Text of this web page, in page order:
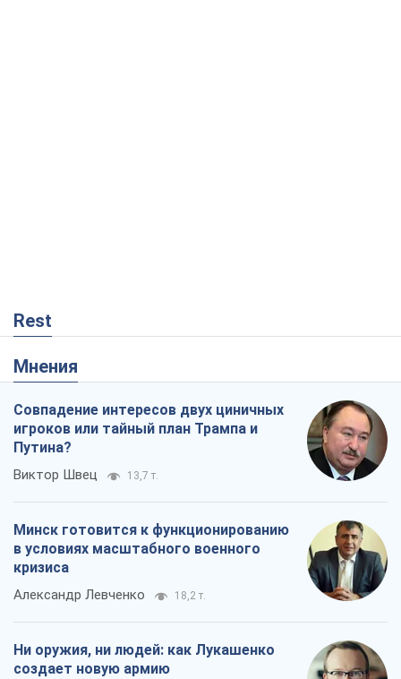
Rest
Мнения
Совпадение интересов двух циничных
игроков или тайный план Трампа и
Путина?
Виктор Швец 13,7 т.
Минск готовится к функционированию
в условиях масштабного военного
кризиса
Александр Левченко 18,2 т.
Ни оружия, ни людей: как Лукашенко
создает новую армию